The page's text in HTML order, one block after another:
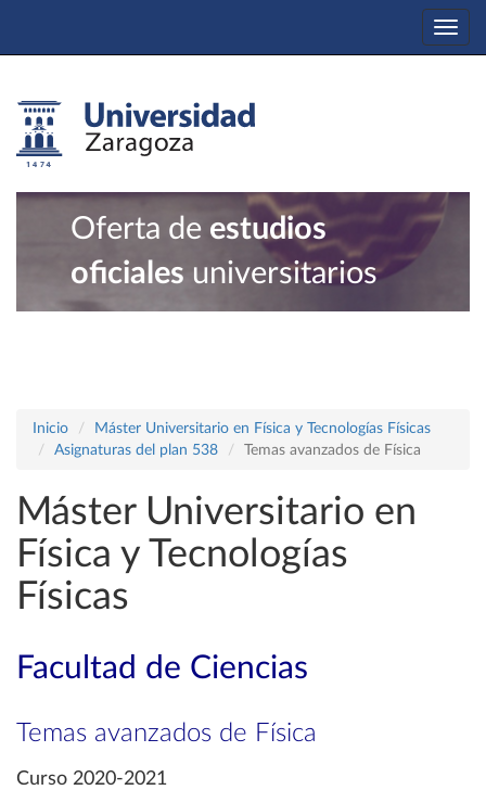
Oferta de estudios
oficiales universitarios
Inicio
Máster Universitario en Física y Tecnologías Físicas
Asignaturas del plan 538
Temas avanzados de Física
Máster Universitario en
Física y Tecnologías
Físicas
Facultad de Ciencias
Temas avanzados de Física
Curso 2020-2021